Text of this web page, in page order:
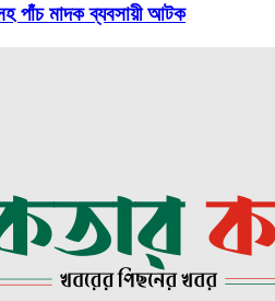
পাঁচ মাদক ব্যবসায়ী আটক